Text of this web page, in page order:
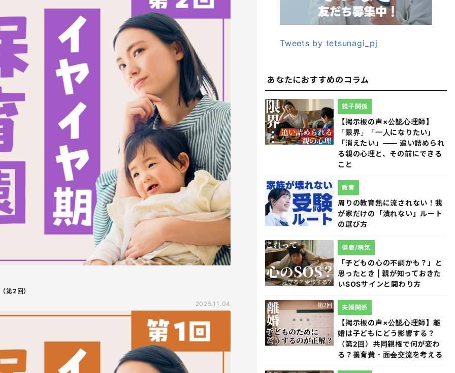
第2回）
2025.11.04
Tweets by tetsunagi_pj
あなたにおすすめのコラム
【掲示板の声×公認心理師】
「限界」「一人になりたい」
「消えたい」―― 追い詰められ
る親の心理と、その前にできる
こと
親子関係
周りの教育熱に流されない！我
が家だけの「潰れない」ルート
の選び方
教育
「子どもの心の不調かも？」と
思ったとき | 親が知っておきた
いSOSサインと関わり方
健康/病気
【掲示板の声×公認心理師】離
婚は子どもにどう影響する？
（第2回）共同親権で何が変わ
る？養育費・面会交流を考える
夫婦関係